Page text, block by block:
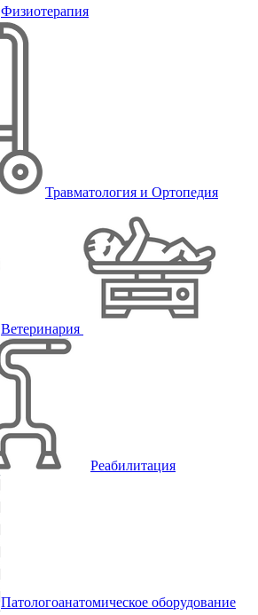
Физиотерапия
Травматология и Ортопедия
Ветеринария
Реабилитация
Патологоанатомическое оборудование